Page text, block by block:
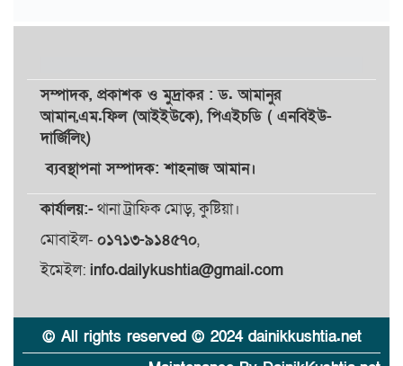
সম্পাদক, প্রকাশকওমুদ্রাকর: ড. আমানুর
আমান,এম.ফিল (আইইউকে), পিএইচডি ( এনবিইউ-
দার্জিলিং)
ব্যবস্থাপনা সম্পাদক: শাহনাজ আমান।
কার্যালয়:-থানা ট্রাফিক মোড়, কুষ্টিয়া।
মোবাইল- ০১৭১৩-৯১৪৫৭০,
ইমেইল: info.dailykushtia@gmail.com
© All rights reserved © 2024 dainikkushtia.net